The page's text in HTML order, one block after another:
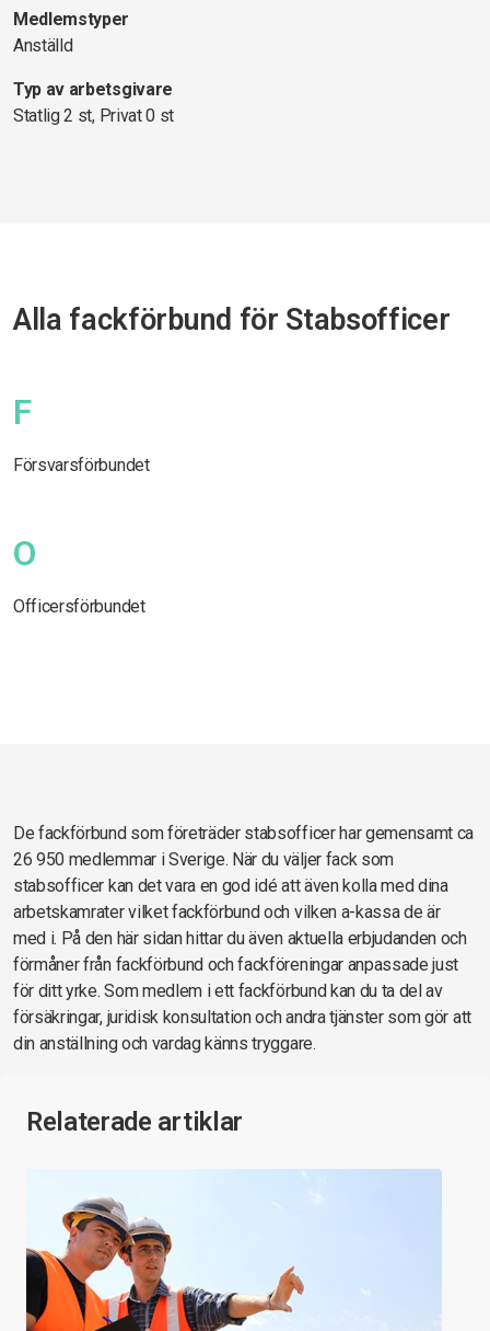
Medlemstyper
Anställd
Typ av arbetsgivare
Statlig 2 st, Privat 0 st
Alla fackförbund för Stabsofficer
F
Försvarsförbundet
O
Officersförbundet
De fackförbund som företräder stabsofficer har gemensamt ca
26 950 medlemmar i Sverige. När du väljer fack som
stabsofficer kan det vara en god idé att även kolla med dina
arbetskamrater vilket fackförbund och vilken a-kassa de är
med i. På den här sidan hittar du även aktuella erbjudanden och
förmåner från fackförbund och fackföreningar anpassade just
för ditt yrke. Som medlem i ett fackförbund kan du ta del av
försäkringar, juridisk konsultation och andra tjänster som gör att
din anställning och vardag känns tryggare.
Relaterade artiklar